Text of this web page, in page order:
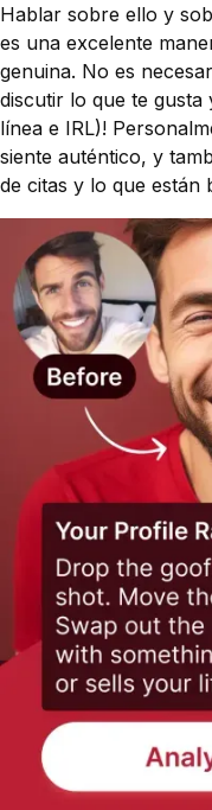
Hablar sobre ello y
es una excelente
genuina. No es
discutir lo que te gusta
línea e IRL)!
siente auténtico, y
de citas y lo que están